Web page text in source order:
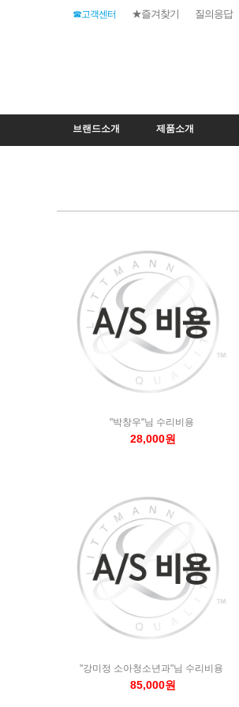
☎고객센터 ★즐겨찾기 질의응답
브랜드소개 제품소개
"박창우"님 수리비용
28,000원
"강미정 소아청소년과"님 수리비용
85,000원